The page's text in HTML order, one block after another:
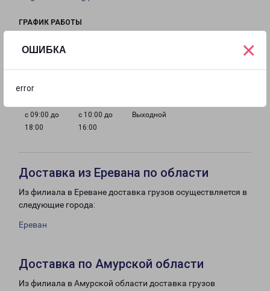
ОШИБКА
error
×
ГРАФИК РАБОТЫ
с 09:00 до
18:00
с 10:00 до
16:00
Выходной
Доставка из Еревана по области
Из филиала в Ереване доставка грузов осуществляется в
следующие города:
Ереван
Доставка по Амурской области
Из филиала в Амурской области доставка грузов